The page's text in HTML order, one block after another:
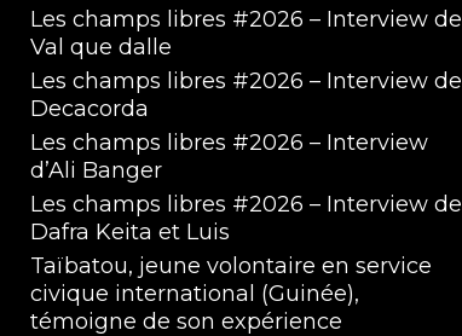
Les champs libres #2026 – Interview de
Val que dalle
Les champs libres #2026 – Interview de
Decacorda
Les champs libres #2026 – Interview
d’Ali Banger
Les champs libres #2026 – Interview de
Dafra Keita et Luis
Taïbatou, jeune volontaire en service
civique international (Guinée),
témoigne de son expérience